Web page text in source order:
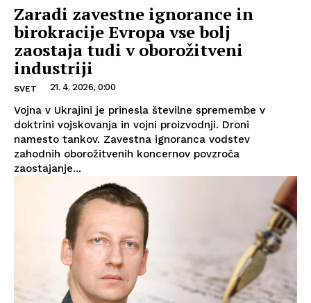
Zaradi zavestne ignorance in
birokracije Evropa vse bolj
zaostaja tudi v oborožitveni
industriji
SVET 21. 4. 2026, 0:00
Vojna v Ukrajini je prinesla številne spremembe v
doktrini vojskovanja in vojni proizvodnji. Droni
namesto tankov. Zavestna ignoranca vodstev
zahodnih oborožitvenih koncernov povzroča
zaostajanje...